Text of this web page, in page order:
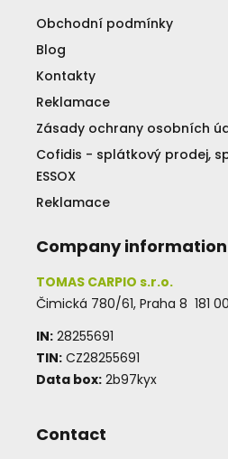
Obchodní podmínky
Blog
Kontakty
Reklamace
Zásady ochrany osobních
Cofidis - splátkový prodej,
ESSOX
Reklamace
Company information
TOMAS CARPIO s.r.o.
Čimická 780/61, Praha 8 181 00
IN: 28255691
TIN: CZ28255691
Data box: 2b97kyx
Contact